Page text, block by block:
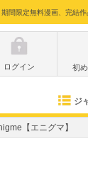
間限定無料漫画、完結作
ログイン 初
ジ
【エニグマ】